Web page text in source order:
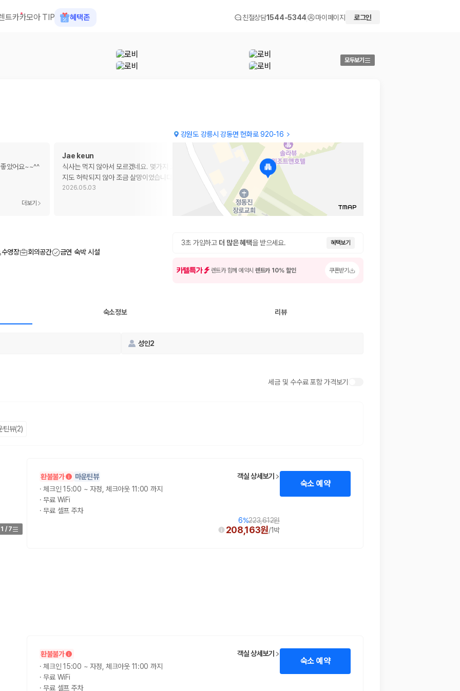
, 취소 규정이 다릅니다. 카모아는 여러 제주 렌트카 업체의 조건을 한 화면에서 비교해 사용자가 자신의 일정과 예산에 맞는 차량을 선택할 수 있도
인합니다.
부, 면책금, 보상 한도, 옵션 비용, 취소 수수료를 함께 확인해야 실제로 저렴한 차량을 고를 수 있습니다.
주 렌트카 가격과 함께 보험 조건을 비교해 여행 스타일에 맞는 보장 수준을 선택할 수 있습니다.
니다. 공항에서 렌트카 사무실까지의 이동 조건을 가격과 함께 비교하는 것이 좋습니다.
장 먼저 비교하는 차종입니다.
식을 함께 비교하는 것이 좋습니다.
비교 플랫폼입니다.
트카카모아 TIP 혜택존 친절상담1544-5344 마이페이지 로그인
모두보기
강원도 강릉시 강동면 헌화로 920-16
았어요~~^^
더보기
Jae keun
식사는 먹지 않아서 모르겠네요. 몇가지 요청이 있었지만 한가
지도 허락되지 않아 조금 살망이었습니다. 하지만 놓고온 물
2026.05.03
더보기
Jiwon
갑자기 가게되어. 급하게숙소 예약했는데. 생각보다 깔끔하
2026.04.29
3초 가입하고 더 많은 혜택을 받으세요. 혜택보기
카텔특가 렌트카 함께 예약시 렌트카 10% 할인 쿠폰받기
수영장 회의공간 금연 숙박 시설
숙소정보 리뷰
성인2
세금 및 수수료 포함 가격보기
틴뷰(2)
1 / 7
환불불가 마운틴뷰
객실 상세보기
·체크인 15:00 ~ 자정, 체크아웃 11:00 까지
· 무료 WiFi
· 무료 셀프 주차
6%223,612원
208,163원/1박
숙소 예약
환불불가
객실 상세보기
·체크인 15:00 ~ 자정, 체크아웃 11:00 까지
· 무료 WiFi
· 무료 셀프 주차
숙소 예약